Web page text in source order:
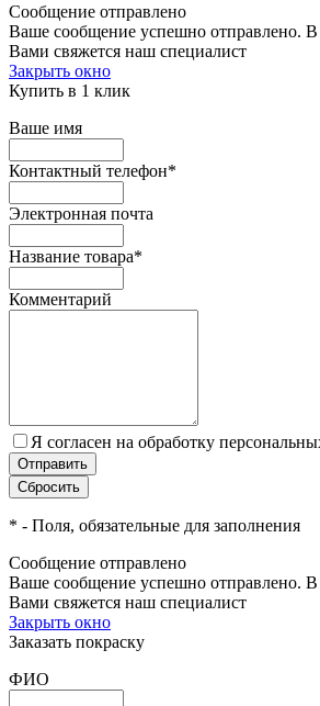
Сообщение отправлено
Ваше сообщение успешно отправлено.
Вами свяжется наш специалист
Закрыть окно
Купить в 1 клик
Ваше имя
Контактный телефон*
Электронная почта
Название товара*
Комментарий
Я согласен на обработку
* - Поля, обязательные для заполнения
Сообщение отправлено
Ваше сообщение успешно отправлено.
Вами свяжется наш специалист
Закрыть окно
Заказать покраску
ФИО